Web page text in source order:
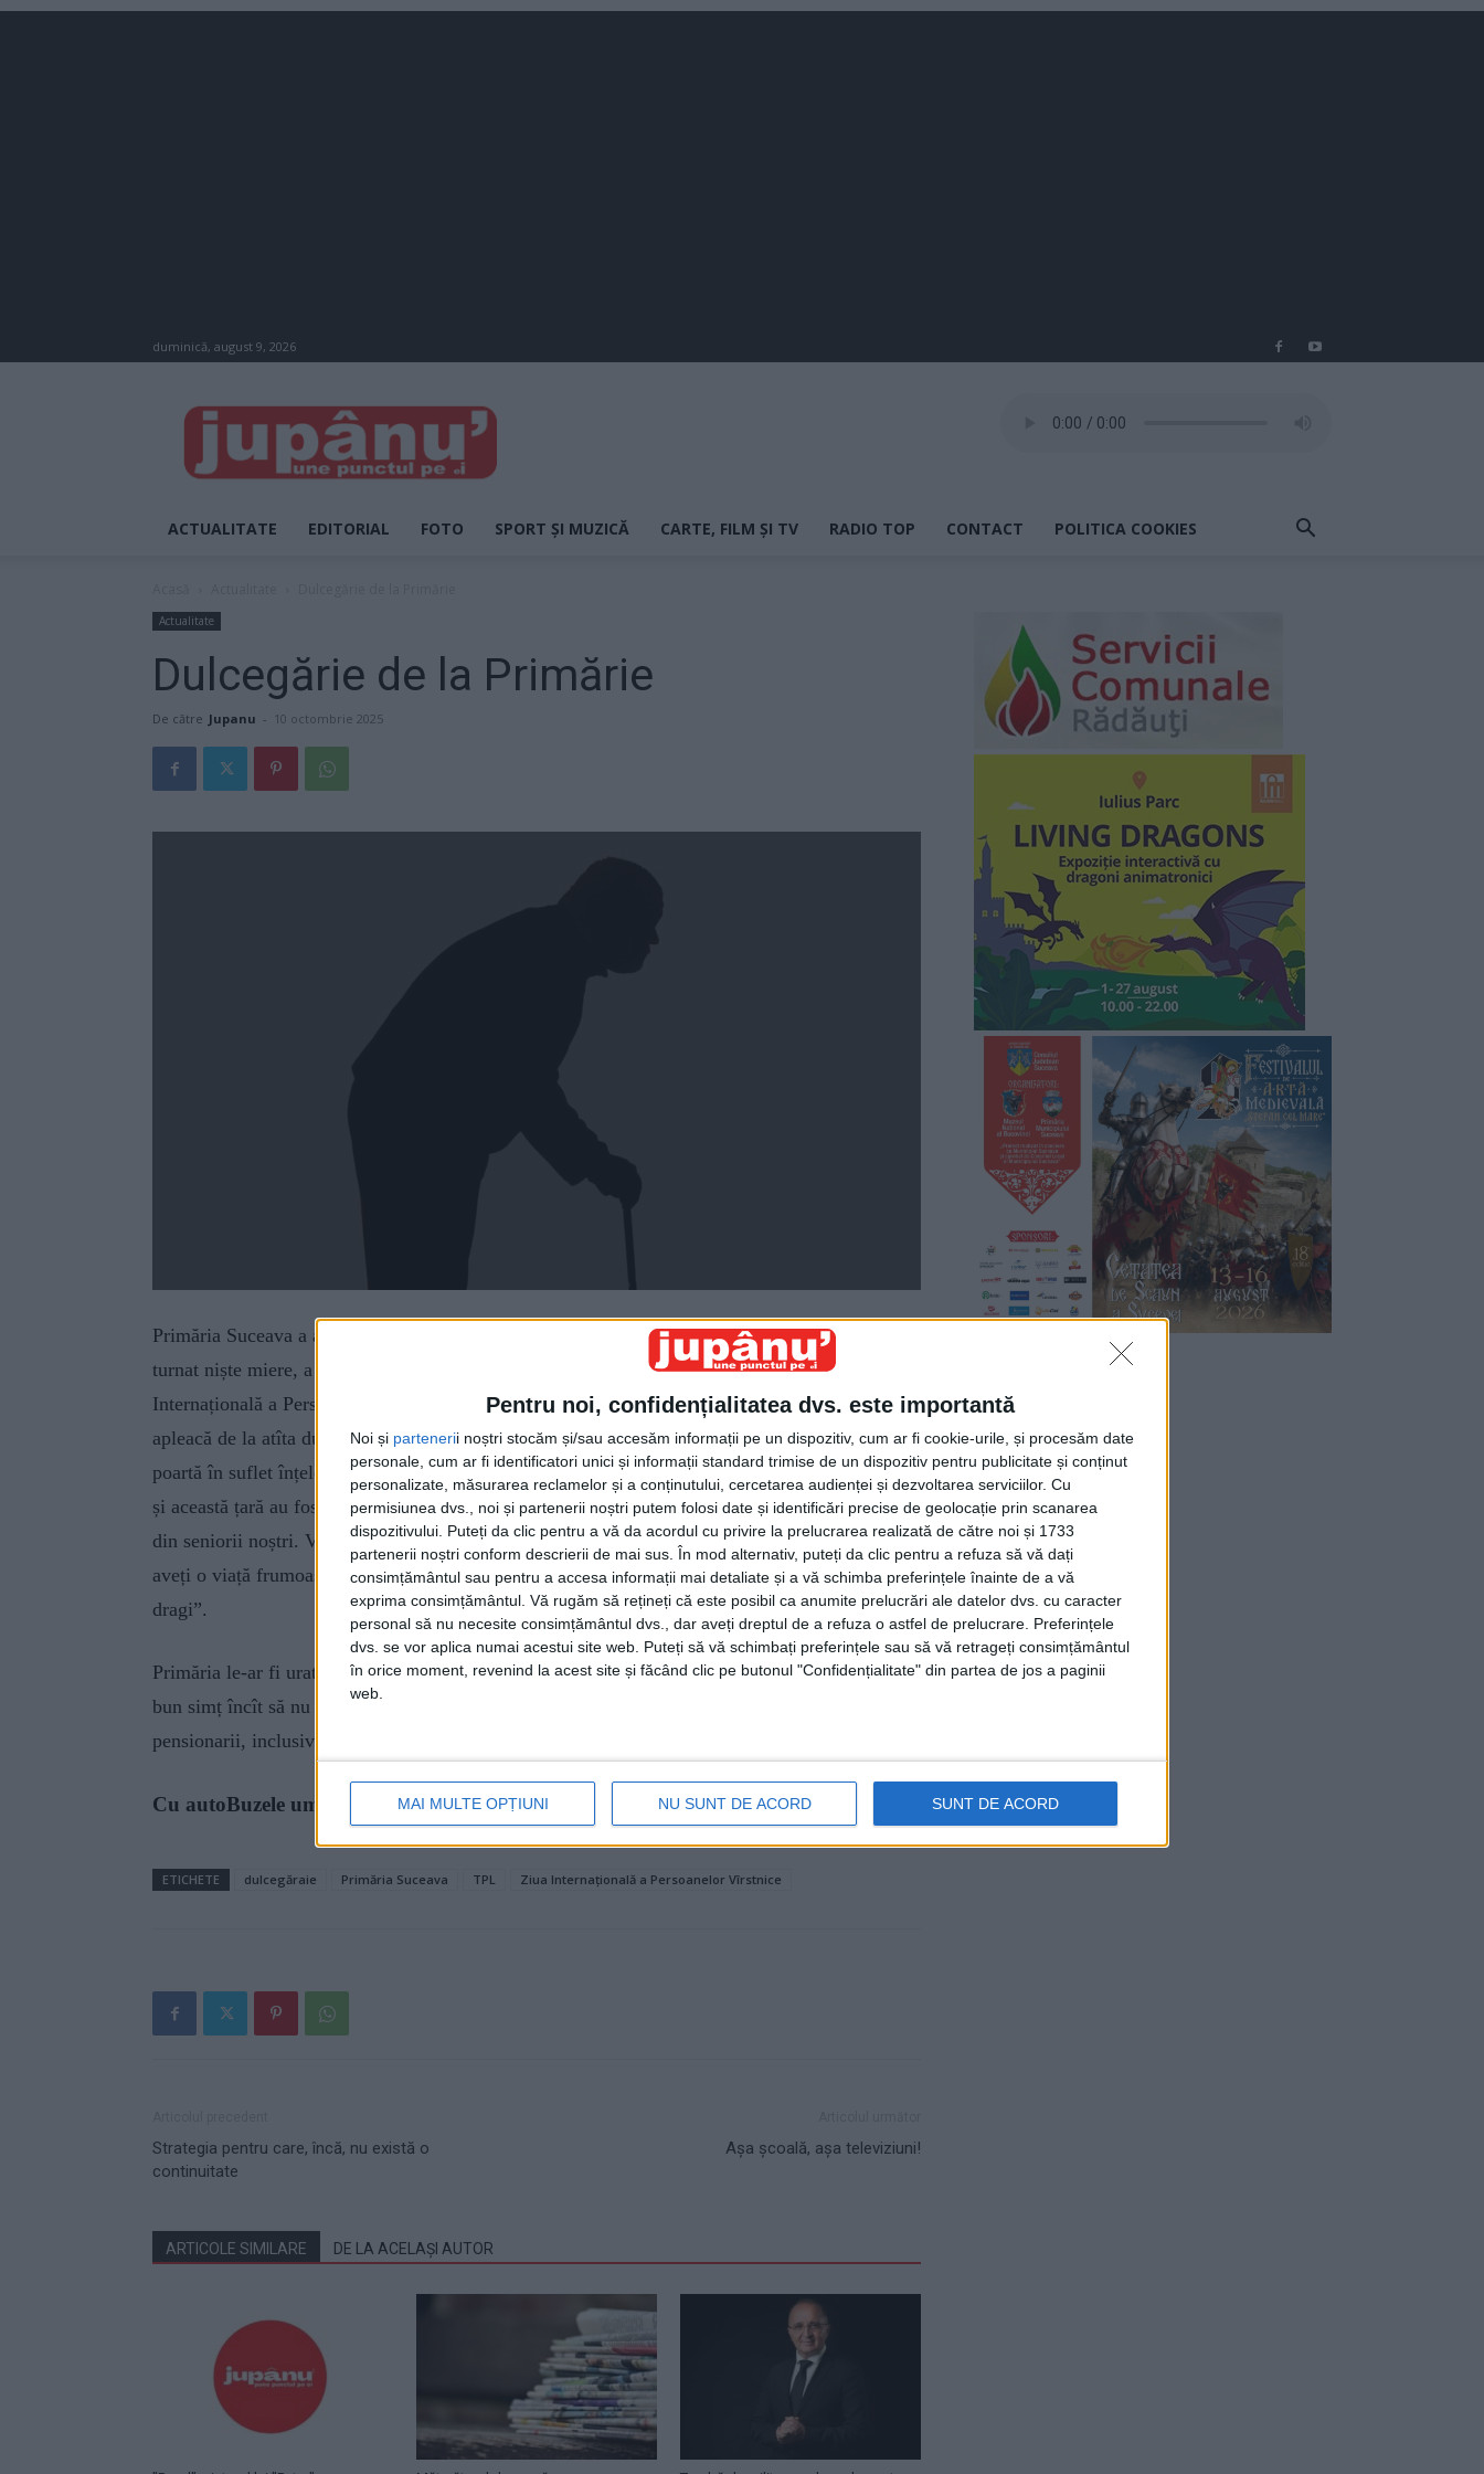
Pentru noi, confidențialitatea dvs. este importantă
Noi și partenerii noștri stocăm și/sau accesăm informații pe un dispozitiv, cum ar fi cookie-urile, și procesăm date
personale, cum ar fi identificatori unici și informații standard trimise de un dispozitiv pentru publicitate și conținut
personalizate, măsurarea reclamelor și a conținutului, cercetarea audienței și dezvoltarea serviciilor. Cu
permisiunea dvs., noi și partenerii noștri putem folosi date și identificări precise de geolocație prin scanarea
dispozitivului. Puteți da clic pentru a vă da acordul cu privire la prelucrarea realizată de către noi și 1733
partenerii noștri conform descrierii de mai sus. În mod alternativ, puteți da clic pentru a refuza să vă dați
consimțământul sau pentru a accesa informații mai detaliate și a vă schimba preferințele înainte de a vă
exprima consimțământul. Vă rugăm să rețineți că este posibil ca anumite prelucrări ale datelor dvs. cu caracter
personal să nu necesite consimțământul dvs., dar aveți dreptul de a refuza o astfel de prelucrare. Preferințele
dvs. se vor aplica numai acestui site web. Puteți să vă schimbați preferințele sau să vă retrageți consimțământul
în orice moment, revenind la acest site și făcând clic pe butonul "Confidențialitate" din partea de jos a paginii
web.
MAI MULTE OPȚIUNI NU SUNT DE ACORD SUNT DE ACORD
duminică, august 9, 2026
JUPÂNU'
ACTUALITATE EDITORIAL FOTO SPORT ȘI MUZICĂ CARTE, FILM ȘI TV RADIO TOP CONTACT POLITICA COOKIES
Actualitate
Dulcegărie de la Primărie
De către Jupanu - 10 octombrie 2025
Primăria Suceava a adunat de-a valma niște cuvinte frumoase pe care le-a pus într-un bol, a
turnat niște miere, a mestecat bine și apoi le-a servit preparatul pensionarilor de Ziua
Internațională a Persoanelor Vîrstnice, ignorînd faptul că unii dintre ei au diabet ori că li se
apleacă de la atîta dulcegăraie: ”Pentru noi nu sunteți doar persoane vârstnice, ci oameni care
poartă în suflet înțelepciunea anilor, bunătatea inimii și bogăția experienței de viață. Acest oraș
și această țară au fost clădite cu munca, sudoarea și jertfa generației care astăzi este alcătuită
din seniorii noștri. Vă transmitem respectul, recunoștința și toată prețuirea noastră! Vă dorim să
aveți o viață frumoasă, multă sănătate și liniște, pentru a vă bucura din plin de dragostea celor
dragi”.
Primăria le-ar fi urat și călătorie plăcută cu autobuzele TPL, dar a mai găsit prin cămară atîta
bun simț încît să nu o facă, după ce a tăiat gratuitățile pentru transportul public pentru toți
pensionarii, inclusiv pentru cei cu pensii mici și foarte mici.
Cu autoBuzele umflate
ETICHETE dulcegăraie Primăria Suceava TPL Ziua Internațională a Persoanelor Vîrstnice
Strategia pentru care, încă, nu există o
continuitate
Așa școală, așa televiziuni!
ARTICOLE SIMILARE DE LA ACELAȘI AUTOR